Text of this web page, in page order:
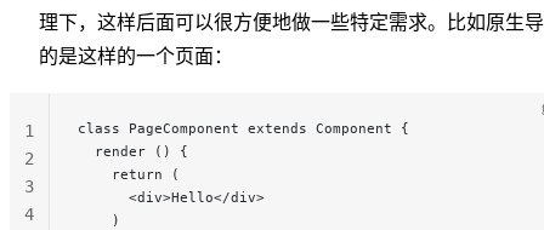
理下，这样后面可以很方便地做一些特定需求。比如原生
的是这样的一个页面：
class PageComponent extends Component {
  render () {
    return (
      <div>Hello</div>
    )
1
2
3
4